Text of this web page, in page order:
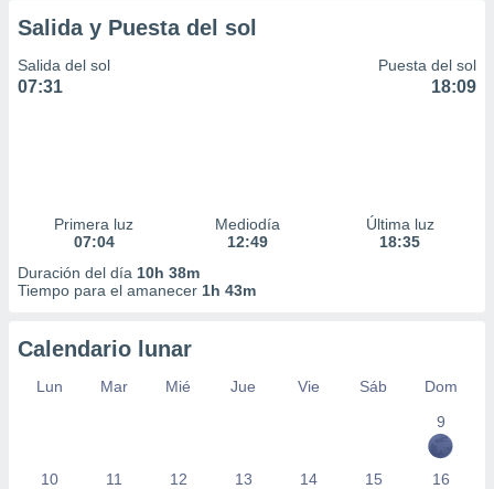
Salida y Puesta del sol
Salida del sol
07:31
Puesta del sol
18:09
Primera luz
07:04
Mediodía
12:49
Última luz
18:35
Duración del día 10h 38m
Tiempo para el amanecer 1h 43m
Calendario lunar
Lun Mar Mié Jue Vie Sáb
Dom
9
10 11 12 13 14 15 16